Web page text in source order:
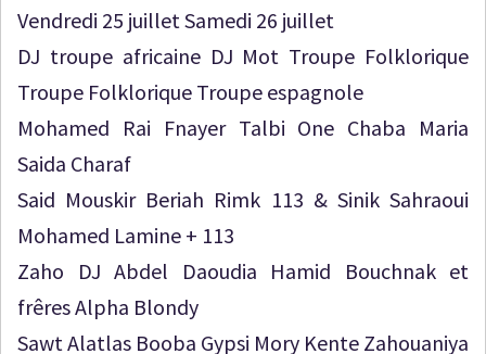
Vendredi 25 juillet Samedi 26 juillet
DJ troupe africaine DJ Mot Troupe Folklorique
Troupe Folklorique Troupe espagnole
Mohamed Rai Fnayer Talbi One Chaba Maria
Saida Charaf
Said Mouskir Beriah Rimk 113 & Sinik Sahraoui
Mohamed Lamine + 113
Zaho DJ Abdel Daoudia Hamid Bouchnak et
frêres Alpha Blondy
Sawt Alatlas Booba Gypsi Mory Kente Zahouaniya